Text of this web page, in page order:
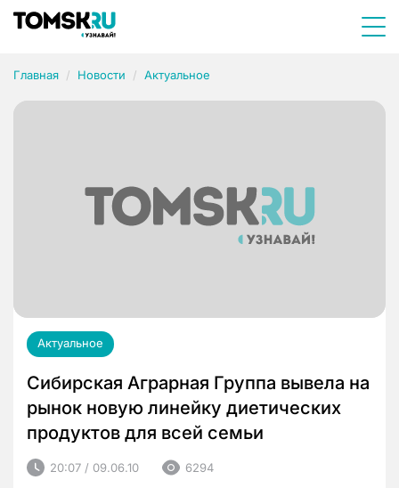
Главная Новости Актуальное
Актуальное
Сибирская Аграрная Группа вывела на
рынок новую линейку диетических
продуктов для всей семьи
20:07 / 09.06.10 6294